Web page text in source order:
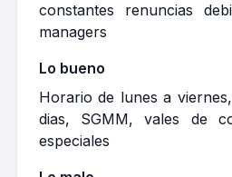
constantes renuncias
managers
Lo bueno
Horario de lunes a
dias, SGMM, vales de
especiales